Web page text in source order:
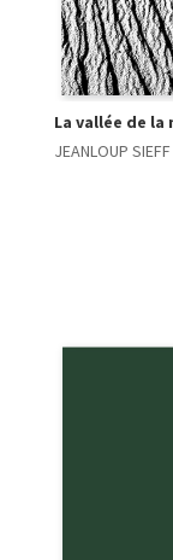
La vallée de la
JEANLOUP SIEFF